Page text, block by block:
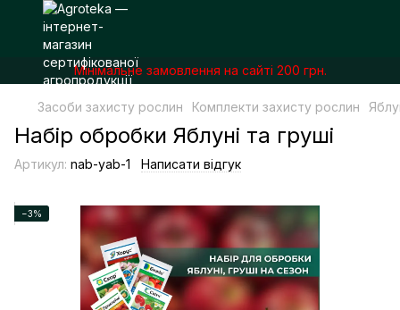
Мінімальне замовлення на сайті 200 грн.
Засоби захисту рослин Комплекти захисту рослин
Набір обробки Яблуні та груші
Артикул: nab-yab-1 Написати відгук
−3%